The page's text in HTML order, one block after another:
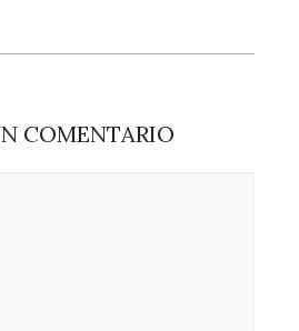
COMENTARIO